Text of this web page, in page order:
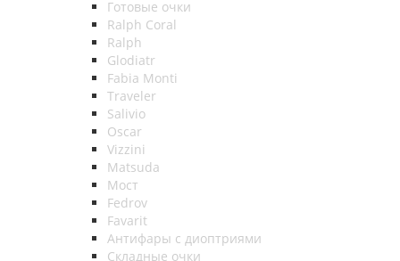
Готовые очки
Ralph Coral
Ralph
Glodiatr
Fabia Monti
Traveler
Salivio
Oscar
Vizzini
Matsuda
Мост
Fedrov
Favarit
Антифары с диоптриями
Складные очки